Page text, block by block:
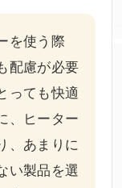
を使う際
配慮が必要
っても快適
、ヒーター
、あまりに
い製品を選